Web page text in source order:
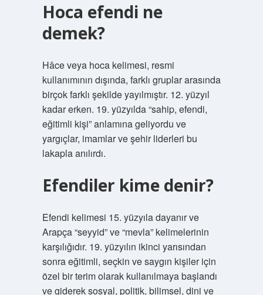
Hoca efendi ne
demek?
Hâce veya hoca kelimesi, resmi
kullanımının dışında, farklı gruplar arasında
birçok farklı şekilde yayılmıştır. 12. yüzyıl
kadar erken. 19. yüzyılda “sahip, efendi,
eğitimli kişi” anlamına geliyordu ve
yargıçlar, imamlar ve şehir liderleri bu
lakapla anılırdı.
Efendiler kime denir?
Efendi kelimesi 15. yüzyıla dayanır ve
Arapça “seyyid” ve “mevla” kelimelerinin
karşılığıdır. 19. yüzyılın ikinci yarısından
sonra eğitimli, seçkin ve saygın kişiler için
özel bir terim olarak kullanılmaya başlandı
ve giderek sosyal, politik, bilimsel, dini ve